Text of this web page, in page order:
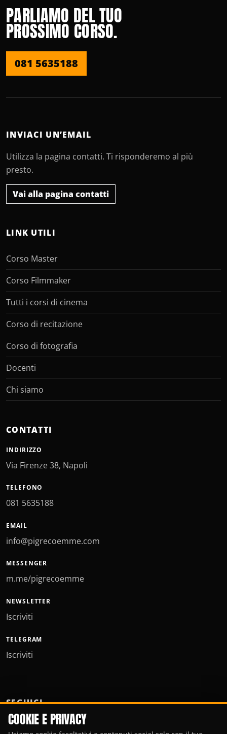
PARLIAMO DEL TUO
PROSSIMO CORSO.
081 5635188
INVIACI UN’EMAIL
Utilizza la pagina contatti. Ti risponderemo al più
presto.
Vai alla pagina contatti
LINK UTILI
Corso Master
Corso Filmmaker
Tutti i corsi di cinema
Corso di recitazione
Corso di fotografia
Docenti
Chi siamo
CONTATTI
INDIRIZZO
Via Firenze 38, Napoli
TELEFONO
081 5635188
EMAIL
info@pigrecoemme.com
MESSENGER
m.me/pigrecoemme
NEWSLETTER
Iscriviti
TELEGRAM
Iscriviti
SEGUICI
COOKIE E PRIVACY